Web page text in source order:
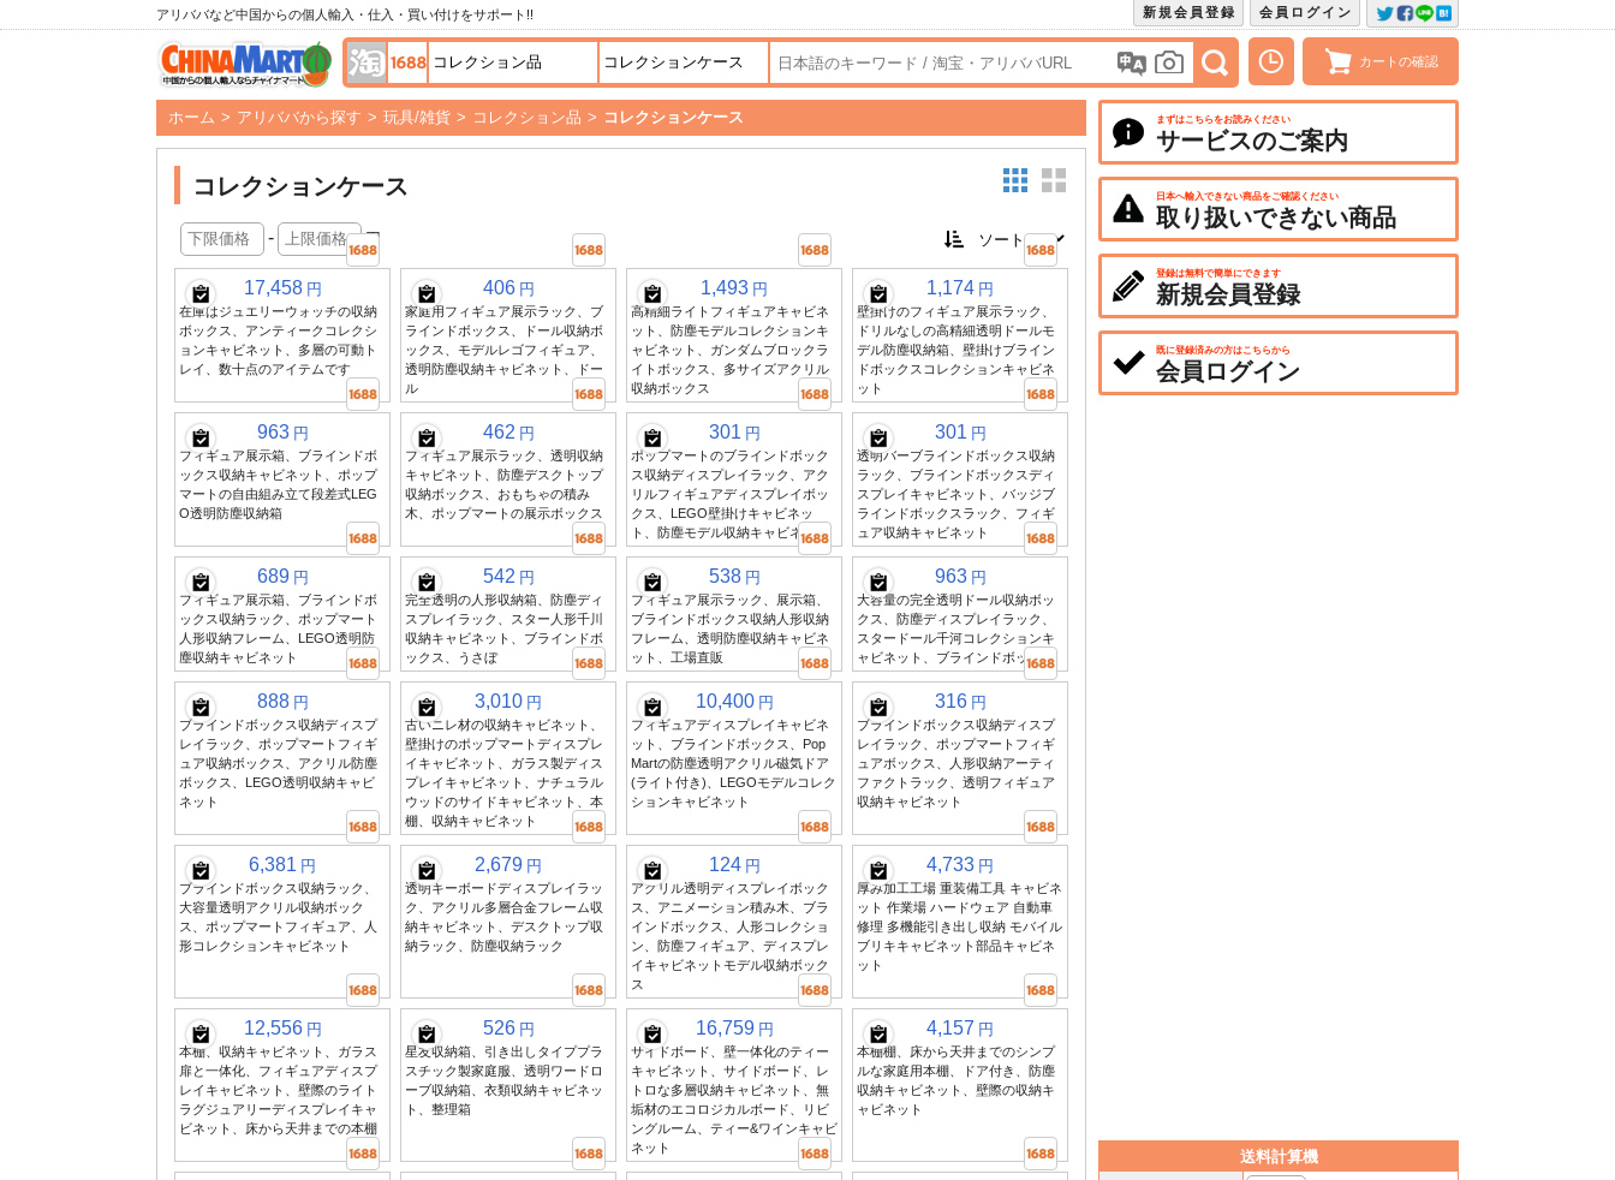
アリババなど中国からの個人輸入・仕入・買い付けをサポート!! 会員ログイン
新規会員登録
カートの確認
ホーム > アリババから探す > 玩具/雑貨 > コレクション品 > コレクションケース
コレクションケース
- 円
17,458 円
在庫はジュエリーウォッチの収納
ボックス、アンティークコレクシ
ョンキャビネット、多層の可動ト
レイ、数十点のアイテムです
406 円
家庭用フィギュア展示ラック、ブ
ラインドボックス、ドール収納ボ
ックス、モデルレゴフィギュア、
透明防塵収納キャビネット、ドー
ル
1,493 円
高精細ライトフィギュアキャビネ
ット、防塵モデルコレクションキ
ャビネット、ガンダムブロックラ
イトボックス、多サイズアクリル
収納ボックス
1,174 円
壁掛けのフィギュア展示ラック、
ドリルなしの高精細透明ドールモ
デル防塵収納箱、壁掛けブライン
ドボックスコレクションキャビネ
ット
963 円
フィギュア展示箱、ブラインドボ
ックス収納キャビネット、ポップ
マートの自由組み立て段差式LEG
O透明防塵収納箱
462 円
フィギュア展示ラック、透明収納
キャビネット、防塵デスクトップ
収納ボックス、おもちゃの積み
木、ポップマートの展示ボックス
301 円
ポップマートのブラインドボック
ス収納ディスプレイラック、アク
リルフィギュアディスプレイボッ
クス、LEGO壁掛けキャビネッ
ト、防塵モデル収納キャビネット
301 円
透明バーブラインドボックス収納
ラック、ブラインドボックスディ
スプレイキャビネット、バッジブ
ラインドボックスラック、フィギ
ュア収納キャビネット
689 円
フィギュア展示箱、ブラインドボ
ックス収納ラック、ポップマート
人形収納フレーム、LEGO透明防
塵収納キャビネット
542 円
完全透明の人形収納箱、防塵ディ
スプレイラック、スター人形千川
収納キャビネット、ブラインドボ
ックス、うさぼ
538 円
フィギュア展示ラック、展示箱、
ブラインドボックス収納人形収納
フレーム、透明防塵収納キャビネ
ット、工場直販
963 円
大容量の完全透明ドール収納ボッ
クス、防塵ディスプレイラック、
スタードール千河コレクションキ
ャビネット、ブラインドボックス
888 円
ブラインドボックス収納ディスプ
レイラック、ポップマートフィギ
ュア収納ボックス、アクリル防塵
ボックス、LEGO透明収納キャビ
ネット
3,010 円
古いニレ材の収納キャビネット、
壁掛けのポップマートディスプレ
イキャビネット、ガラス製ディス
プレイキャビネット、ナチュラル
ウッドのサイドキャビネット、本
棚、収納キャビネット
10,400 円
フィギュアディスプレイキャビネ
ット、ブラインドボックス、Pop
Martの防塵透明アクリル磁気ドア
(ライト付き)、LEGOモデルコレク
ションキャビネット
316 円
ブラインドボックス収納ディスプ
レイラック、ポップマートフィギ
ュアボックス、人形収納アーティ
ファクトラック、透明フィギュア
収納キャビネット
6,381 円
ブラインドボックス収納ラック、
大容量透明アクリル収納ボック
ス、ポップマートフィギュア、人
形コレクションキャビネット
2,679 円
透明キーボードディスプレイラッ
ク、アクリル多層合金フレーム収
納キャビネット、デスクトップ収
納ラック、防塵収納ラック
124 円
アクリル透明ディスプレイボック
ス、アニメーション積み木、ブラ
インドボックス、人形コレクショ
ン、防塵フィギュア、ディスプレ
イキャビネットモデル収納ボック
ス
4,733 円
厚み加工工場 重装備工具 キャビネ
ット 作業場 ハードウェア 自動車
修理 多機能引き出し収納 モバイル
ブリキキャビネット部品キャビネ
ット
12,556 円
本棚、収納キャビネット、ガラス
扉と一体化、フィギュアディスプ
レイキャビネット、壁際のライト
ラグジュアリーディスプレイキャ
ビネット、床から天井までの本棚
526 円
星友収納箱、引き出しタイププラ
スチック製家庭服、透明ワードロ
ーブ収納箱、衣類収納キャビネッ
ト、整理箱
16,759 円
サイドボード、壁一体化のティー
キャビネット、サイドボード、レ
トロな多層収納キャビネット、無
垢材のエコロジカルボード、リビ
ングルーム、ティー&ワインキャビ
ネット
4,157 円
本棚棚、床から天井までのシンプ
ルな家庭用本棚、ドア付き、防塵
収納キャビネット、壁際の収納キ
ャビネット
まずはこちらをお読みください
サービスのご案内
日本へ輸入できない商品をご確認ください
取り扱いできない商品
登録は無料で簡単にできます
新規会員登録
既に登録済みの方はこちらから
会員ログイン
送料計算機